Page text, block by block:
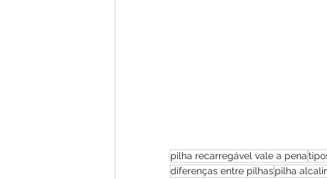
pilha recarregável vale a pena
diferenças entre pilhaspilha